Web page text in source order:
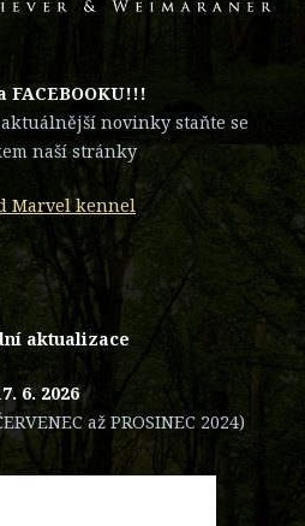
FACEBOOKU!!!
novinky staňte se
naší stránky
Marvel kennel
aktualizace
6. 2026
až PROSINEC 2024)